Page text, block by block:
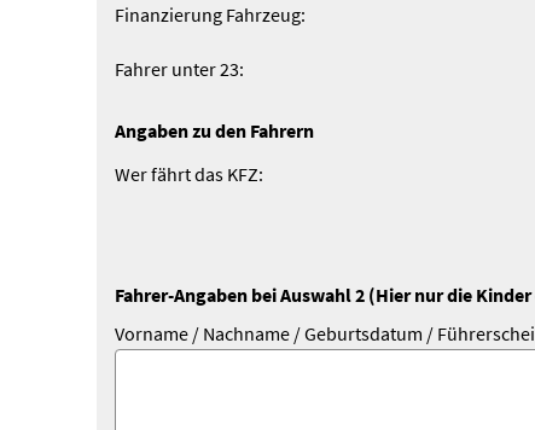
Finanzierung Fahrzeug:
Fahrer unter 23:
Angaben zu den Fahrern
Wer fährt das KFZ:
Fahrer-Angaben bei Auswahl 2 (Hier nur die
Vorname / Nachname / Geburts­datum /